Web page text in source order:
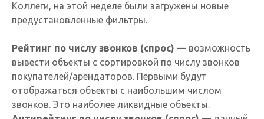
Коллеги, на этой неделе были загружены новые
предустановленные фильтры.
Рейтинг по числу звонков (спрос) — возможность
вывести объекты с сортировкой по числу звонков
покупателей/арендаторов. Первыми будут
отображаться объекты с наибольшим числом
звонков. Это наиболее ликвидные объекты.